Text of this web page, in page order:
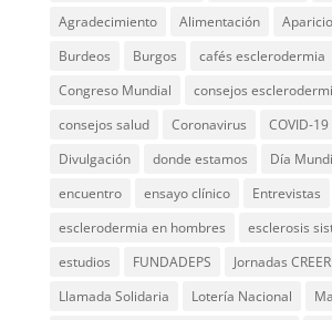
Agradecimiento
Alimentación
Burdeos
Burgos
cafés esclerodermia
Congreso Mundial
consejos
consejos salud
Coronavirus COVID-19
Divulgación
donde estamos
Día
encuentro
ensayo clínico Entrevistas
esclerodermia en hombres
esclerosis
estudios
FUNDADEPS
Jornadas CREER
Llamada Solidaria
Lotería Nacional